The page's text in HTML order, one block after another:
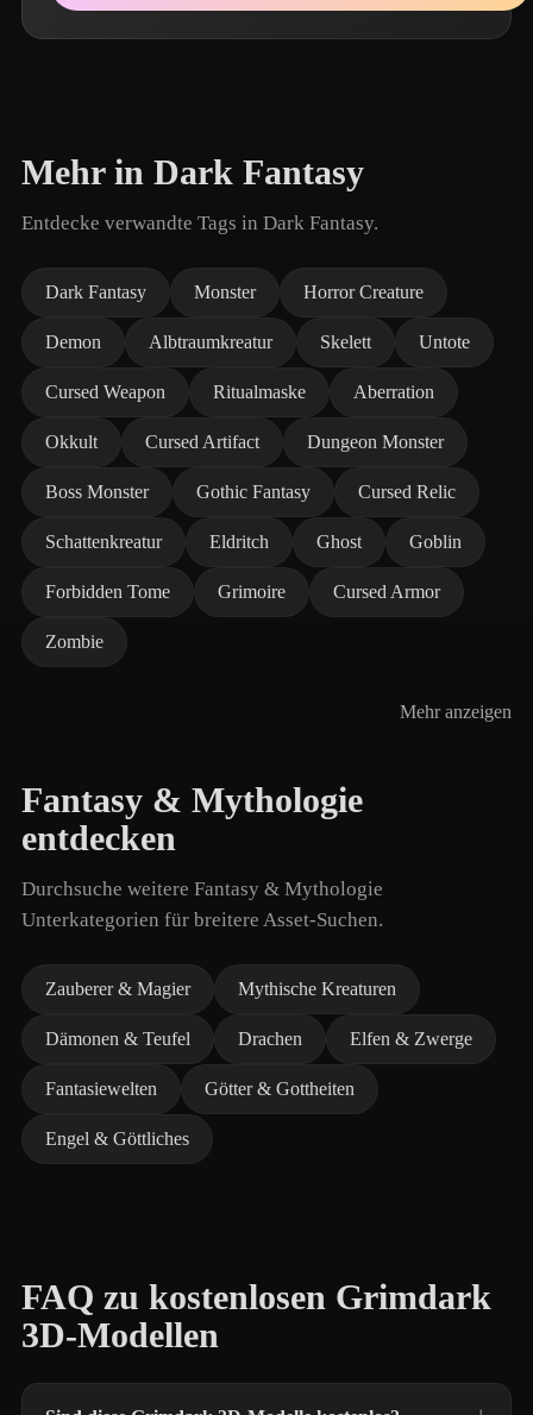
Mehr in Dark Fantasy
Entdecke verwandte Tags in Dark Fantasy.
Dark Fantasy Monster Horror Creature
Demon Albtraumkreatur Skelett Untote
Cursed Weapon Ritualmaske Aberration
Okkult Cursed Artifact Dungeon Monster
Boss Monster Gothic Fantasy Cursed Relic
Schattenkreatur Eldritch Ghost Goblin
Forbidden Tome Grimoire Cursed Armor
Zombie
Mehr anzeigen
Fantasy & Mythologie
entdecken
Durchsuche weitere Fantasy & Mythologie
Unterkategorien für breitere Asset-Suchen.
Zauberer & Magier Mythische Kreaturen
Dämonen & Teufel Drachen Elfen & Zwerge
Fantasiewelten Götter & Gottheiten
Engel & Göttliches
FAQ zu kostenlosen Grimdark
3D-Modellen